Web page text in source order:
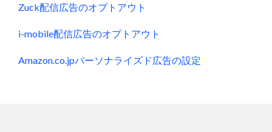
Zuck配信広告のオプトアウト
i-mobile配信広告のオプトアウト
Amazon.co.jpパーソナライズド広告の設定